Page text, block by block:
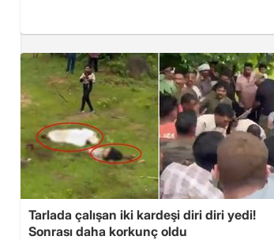
Tarlada çalışan iki kardeşi diri diri yedi!
Sonrası daha korkunç oldu